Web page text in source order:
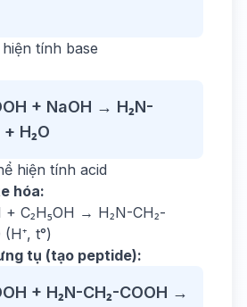
tính base
+ NaOH → H₂N-
H₂O
hiện tính acid
hóa:
+ C₂H₅OH → H₂N-CH₂-
(H⁺, t°)
tụ (tạo peptide):
+ H₂N-CH₂-COOH →